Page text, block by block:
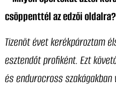
csöppenttél az edzői oldalra?
Tizenöt évet kerékpároztam
esztendőt profiként. Ezt
és endurocross